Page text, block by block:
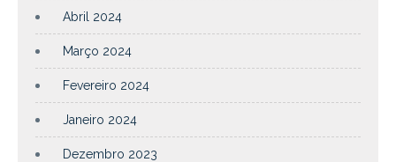
Abril 2024
Março 2024
Fevereiro 2024
Janeiro 2024
Dezembro 2023